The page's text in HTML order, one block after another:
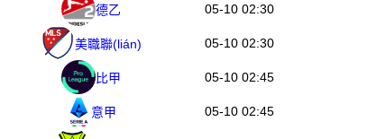
德乙 05-10 02:30
美職聯(lián) 05-10 02:30
比甲 05-10 02:45
意甲 05-10 02:45